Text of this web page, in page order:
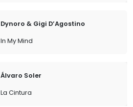
Dynoro & Gigi D’Agostino
In My Mind
Álvaro Soler
La Cintura